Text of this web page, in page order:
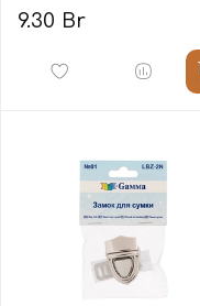
9.30 Br